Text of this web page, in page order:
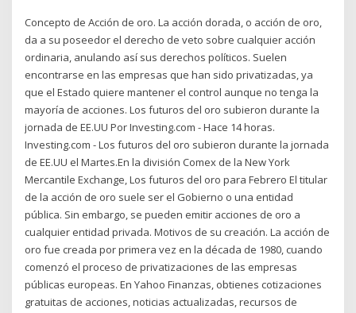
Concepto de Acción de oro. La acción dorada, o acción de oro,
da a su poseedor el derecho de veto sobre cualquier acción
ordinaria, anulando así sus derechos políticos. Suelen
encontrarse en las empresas que han sido privatizadas, ya
que el Estado quiere mantener el control aunque no tenga la
mayoría de acciones. Los futuros del oro subieron durante la
jornada de EE.UU Por Investing.com - Hace 14 horas.
Investing.com - Los futuros del oro subieron durante la jornada
de EE.UU el Martes.En la división Comex de la New York
Mercantile Exchange, Los futuros del oro para Febrero El titular
de la acción de oro suele ser el Gobierno o una entidad
pública. Sin embargo, se pueden emitir acciones de oro a
cualquier entidad privada. Motivos de su creación. La acción de
oro fue creada por primera vez en la década de 1980, cuando
comenzó el proceso de privatizaciones de las empresas
públicas europeas. En Yahoo Finanzas, obtienes cotizaciones
gratuitas de acciones, noticias actualizadas, recursos de